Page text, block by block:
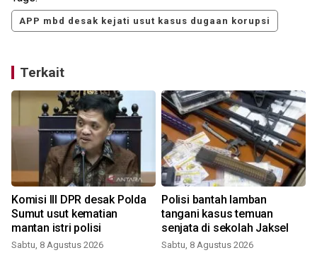
APP mbd desak kejati usut kasus dugaan korupsi
Terkait
Komisi III DPR desak Polda
Sumut usut kematian
mantan istri polisi
Sabtu, 8 Agustus 2026
Polisi bantah lamban
tangani kasus temuan
senjata di sekolah Jaksel
Sabtu, 8 Agustus 2026